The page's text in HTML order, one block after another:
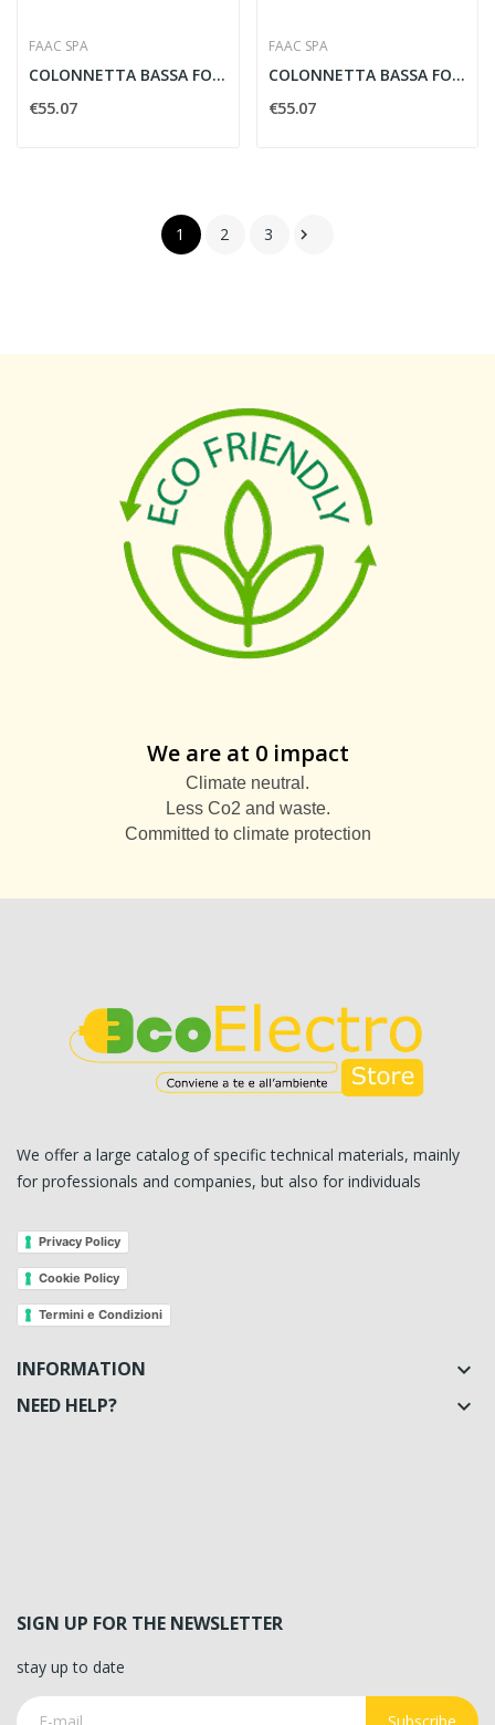
FAAC SPA
COLONNETTA BASSA FOTOCELLULE SAFEBEAM H500 -...
€55.07
FAAC SPA
COLONNETTA BASSA FOTOCELLULE SAFEBEAM H500 -...
€55.07
1 2 3 
We are at 0 impact
Climate neutral.
Less Co2 and waste.
Committed to climate protection
We offer a large catalog of specific technical materials, mainly
for professionals and companies, but also for individuals
Privacy Policy
Cookie Policy
Termini e Condizioni
INFORMATION 
NEED HELP? 
SIGN UP FOR THE NEWSLETTER
stay up to date